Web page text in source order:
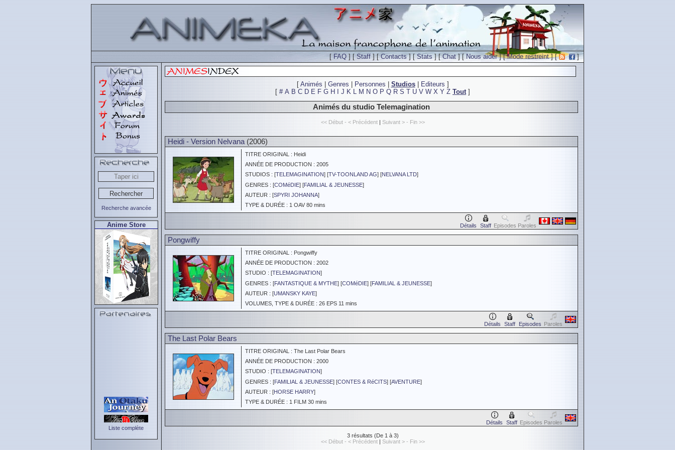
[FAQ ] [Staff ] [Contacts] [Stats] [Chat] [Nous aider] [Mode restreint] [ ]
Recherche avancée
Anime Store
Liste complète
[ Animés Genres Personnes Studios| Editeurs ]
[ # A B C D E F G H J K L M N O P Q R S T U V W X Y Z Tout]
Animés du studio Telemagination
<< Début - < Précédent | Suivant > - Fin >>
Heidi - Version Nelvana (2006)
TITRE ORIGINAL : Heidi
ANNÉE DE PRODUCTION : 2005
STUDIOS : [TELEMAGINATION] [TV-TOONLAND AG] [NELVANA LTD]
GENRES : [COMéDIE] [FAMILIAL & JEUNESSE]
AUTEUR : [SPYRI JOHANNA]
TYPE & DURÉE : 1 OAV 80 mins
Détails Staff Episodes Paroles
Pongwiffy
TITRE ORIGINAL : Pongwiffy
ANNÉE DE PRODUCTION : 2002
STUDIO : [TELEMAGINATION]
GENRES : [FANTASTIQUE & MYTHE] [COMéDIE] [FAMILIAL & JEUNESSE]
AUTEUR : [UMANSKY KAYE]
VOLUMES, TYPE & DURÉE : 26 EPS 11 mins
Détails Staff Episodes Paroles
The Last Polar Bears
TITRE ORIGINAL : The Last Polar Bears
ANNÉE DE PRODUCTION : 2000
STUDIO : [TELEMAGINATION]
GENRES : [FAMILIAL & JEUNESSE] [CONTES & RéCITS] [AVENTURE]
AUTEUR : [HORSE HARRY]
TYPE & DURÉE : 1 FILM 30 mins
Détails Staff Episodes Paroles
3 résultats (De 1 à 3)
<< Début - < Précédent | Suivant > - Fin >>